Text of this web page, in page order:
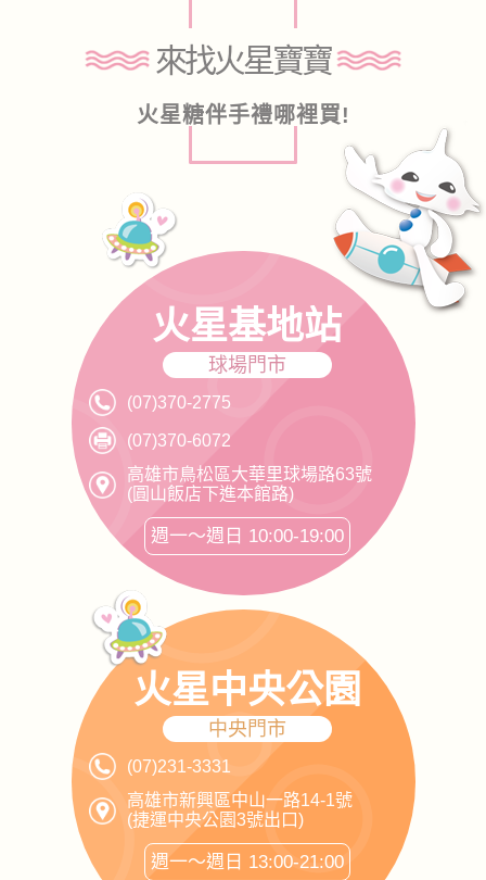
來找火星寶寶
火星糖伴手禮哪裡買!
火星基地站
球場門市
(07)370-2775
(07)370-6072
高雄市鳥松區大華里球場路63號
(圓山飯店下進本館路)
週一～週日 10:00-19:00
火星中央公園
中央門市
(07)231-3331
高雄市新興區中山一路14-1號
(捷運中央公園3號出口)
週一～週日 13:00-21:00